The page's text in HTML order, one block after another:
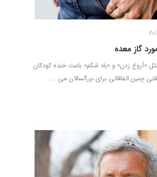
گاز معده
«آروغ زدن» و «باد شکم» باعث خنده کودکان
چنین اتفاقاتی برای بزرگسالان می ...